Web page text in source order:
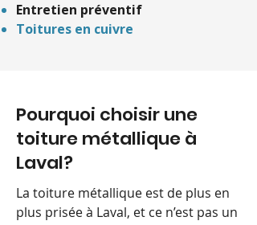
Entretien préventif
Toitures en cuivre
Pourquoi choisir une
toiture métallique à
Laval?
La toiture métallique est de plus en
plus prisée à Laval, et ce n’est pas un